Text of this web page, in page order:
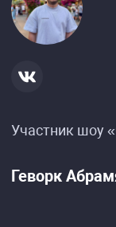
Участник шоу
Геворк